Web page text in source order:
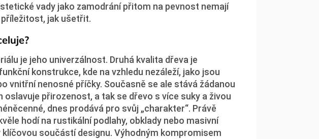
vady jako zamodrání přitom na pevnost nemají
jak ušetřit.
je jeho univerzálnost. Druhá kvalita dřeva je
konstrukce, kde na vzhledu nezáleží, jako jsou
vnitřní nenosné příčky. Současně se ale stává žádanou
oslavuje přirozenost, a tak se dřevo s více suky a živou
dnes prodává pro svůj „charakter“. Právě
hodí na rustikální podlahy, obklady nebo masivní
klíčovou součástí designu. Výhodným kompromisem